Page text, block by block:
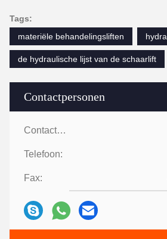
Contactpersonen
Contactpersonen:
Telefoon:
Fax:
Tags:
materiële behandelingsliften
de hydraulische lijst van de schaarlift